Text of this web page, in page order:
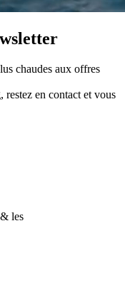
chaudes aux offres
en contact et vous
& les